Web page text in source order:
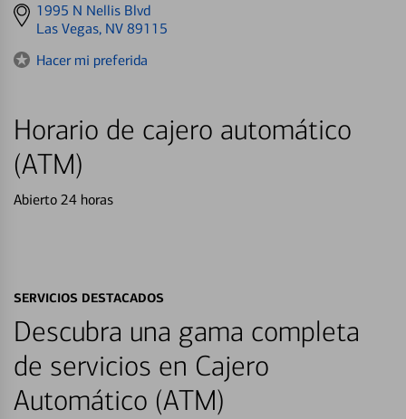
Get
directions
1995 N Nellis Blvd
Las Vegas, NV 89115
Hacer mi preferida
Horario de cajero automático
(ATM)
Abierto 24 horas
SERVICIOS DESTACADOS
Descubra una gama completa
de servicios en Cajero
Automático (ATM)